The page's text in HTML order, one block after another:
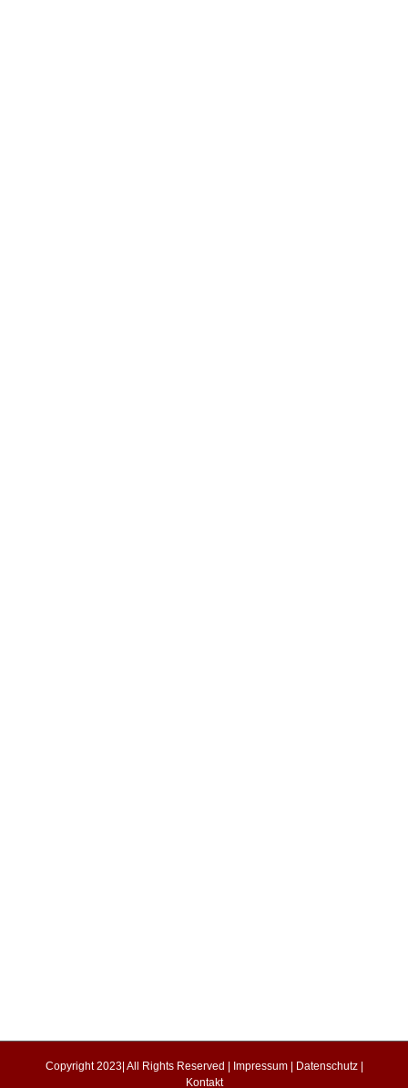
Copyright 2023| All Rights Reserved | Impressum| Datenschutz|
Kontakt